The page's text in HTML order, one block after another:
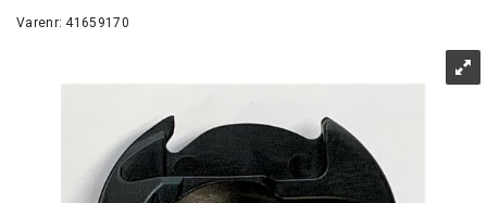
Varenr: 41659170